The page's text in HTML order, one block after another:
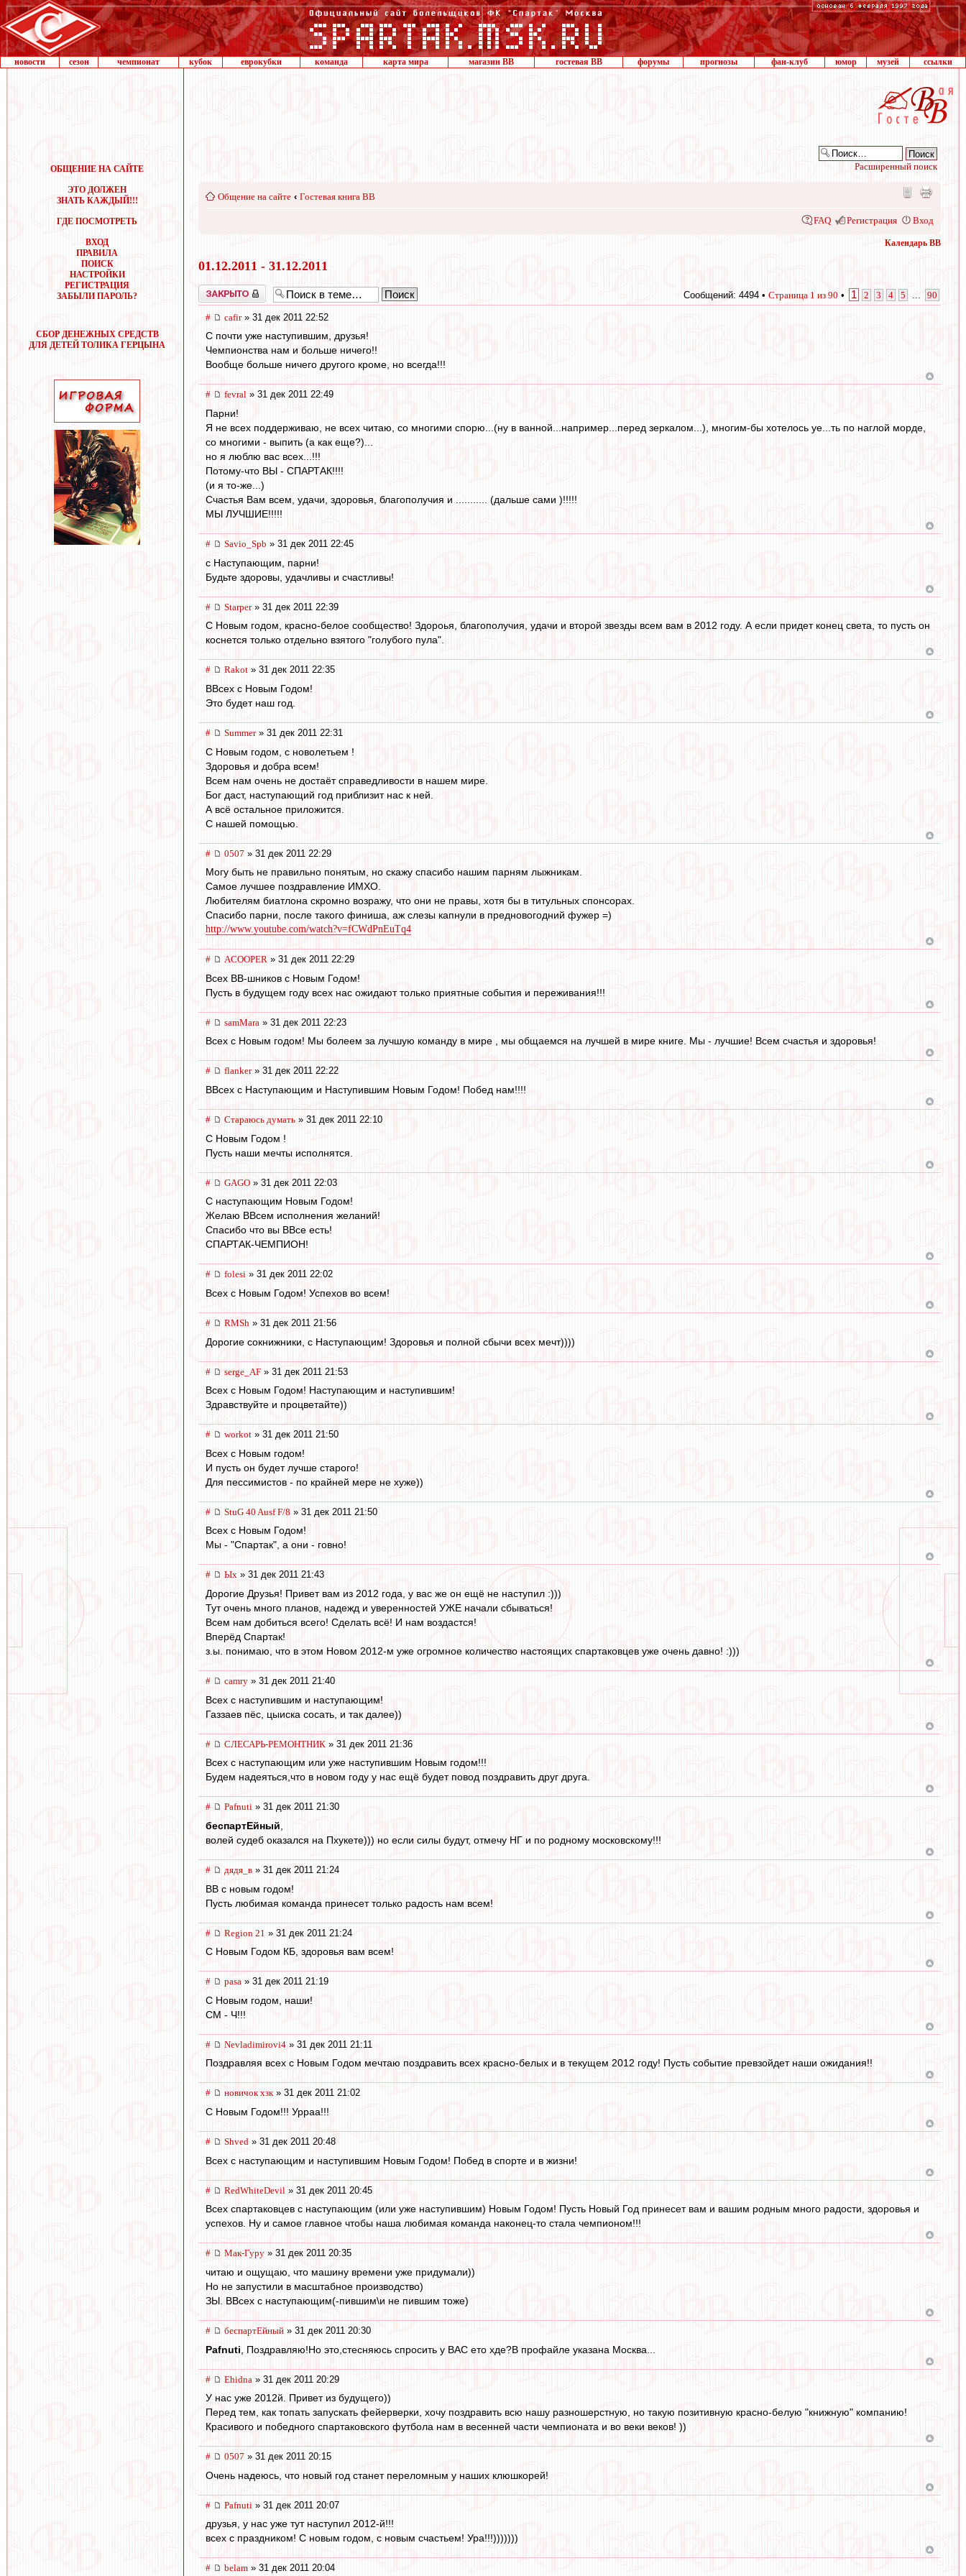
новости сезон чемпионат кубок еврокубки команда карта мира магазин ВВ гостевая ВВ форумы прогнозы фан-клуб юмор музей ссылки
ОБЩЕНИЕ НА САЙТЕ
ЭТО ДОЛЖЕН
ЗНАТЬ КАЖДЫЙ!!!
ГДЕ ПОСМОТРЕТЬ
ВХОД
ПРАВИЛА
ПОИСК
НАСТРОЙКИ
РЕГИСТРАЦИЯ
ЗАБЫЛИ ПАРОЛЬ?
СБОР ДЕНЕЖНЫХ СРЕДСТВ
ДЛЯ ДЕТЕЙ ТОЛИКА ГЕРЦЫНА
Расширенный поиск
Общение на сайте ‹ Гостевая книга ВВ
FAQ Регистрация Вход
Календарь ВВ
01.12.2011 - 31.12.2011
Закрыто Сообщений: 4494 • Страница 1 из 90 • 1 2 3 4 5 90
# cafir» 31 дек 2011 22:52
С почти уже наступившим, друзья!
Чемпионства нам и больше ничего!!
Вообще больше ничего другого кроме, но всегда!!!
# fevral » 31 дек 2011 22:49
Парни!
Я не всех поддерживаю, не всех читаю, со многими спорю...(ну в ванной...например...перед зеркалом...), многим-бы хотелось уе...ть по наглой морде,
со многими - выпить (а как еще?)...
но я люблю вас всех...!!!
Потому-что ВЫ - СПАРТАК!!!!
(и я то-же...)
Счастья Вам всем, удачи, здоровья, благополучия и ........... (дальше сами )!!!!!
МЫ ЛУЧШИЕ!!!!!
# Savio_Spb » 31 дек 2011 22:45
с Наступающим, парни!
Будьте здоровы, удачливы и счастливы!
# Starper» 31 дек 2011 22:39
С Новым годом, красно-белое сообщество! Здороья, благополучия, удачи и второй звезды всем вам в 2012 году. А если придет конец света, то пусть он
коснется только отдельно взятого "голубого пула".
# Rakot » 31 дек 2011 22:35
ВВсех с Новым Годом!
Это будет наш год.
# Summer» 31 дек 2011 22:31
С Новым годом, с новолетьем !
Здоровья и добра всем!
Всем нам очень не достаёт справедливости в нашем мире.
Бог даст, наступающий год приблизит нас к ней.
А всё остальное приложится.
С нашей помощью.
# 0507 » 31 дек 2011 22:29
Могу быть не правильно понятым, но скажу спасибо нашим парням лыжникам.
Самое лучшее поздравление ИМХО.
Любителям биатлона скромно возражу, что они не правы, хотя бы в титульных спонсорах.
Спасибо парни, после такого финиша, аж слезы капнули в предновогодний фужер =)
http://www.youtube.com/watch?v=fCWdPnEuTq4
# ACOOPER » 31 дек 2011 22:29
Всех ВВ-шников с Новым Годом!
Пусть в будущем году всех нас ожидают только приятные события и переживания!!!
# samMara » 31 дек 2011 22:23
Всех с Новым годом! Мы болеем за лучшую команду в мире , мы общаемся на лучшей в мире книге. Мы - лучшие! Всем счастья и здоровья!
# flanker» 31 дек 2011 22:22
ВВсех с Наступающим и Наступившим Новым Годом! Побед нам!!!!
# Стараюсь думать » 31 дек 2011 22:10
С Новым Годом !
Пусть наши мечты исполнятся.
# GAGO » 31 дек 2011 22:03
С наступающим Новым Годом!
Желаю ВВсем исполнения желаний!
Спасибо что вы ВВсе есть!
СПАРТАК-ЧЕМПИОН!
# folesi » 31 дек 2011 22:02
Всех с Новым Годом! Успехов во всем!
# RMSh » 31 дек 2011 21:56
Дорогие сокнижники, с Наступающим! Здоровья и полной сбычи всех мечт))))
# serge_AF » 31 дек 2011 21:53
Всех с Новым Годом! Наступающим и наступившим!
Здравствуйте и процветайте))
# workоt » 31 дек 2011 21:50
Всех с Новым годом!
И пусть он будет лучше старого!
Для пессимистов - по крайней мере не хуже))
# StuG 40 Ausf F/8 » 31 дек 2011 21:50
Всех с Новым Годом!
Мы - "Спартак", а они - говно!
# Ых » 31 дек 2011 21:43
Дорогие Друзья! Привет вам из 2012 года, у вас же он ещё не наступил :)))
Тут очень много планов, надежд и уверенностей УЖЕ начали сбываться!
Всем нам добиться всего! Сделать всё! И нам воздастся!
Вперёд Спартак!
з.ы. понимаю, что в этом Новом 2012-м уже огромное количество настоящих спартаковцев уже очень давно! :)))
# camry » 31 дек 2011 21:40
Всех с наступившим и наступающим!
Газзаев пёс, цыиска сосать, и так далее))
# СЛЕСАРЬ-РЕМОНТНИК » 31 дек 2011 21:36
Всех с наступающим или уже наступившим Новым годом!!!
Будем надеяться,что в новом году у нас ещё будет повод поздравить друг друга.
# Pafnuti » 31 дек 2011 21:30
беспартЕйный
волей судеб оказался на Пхукете))) но если силы будут, отмечу НГ и по родному московскому!!!
# дядя_в » 31 дек 2011 21:24
ВВ с новым годом!
Пусть любимая команда принесет только радость нам всем!
# Region 21 » 31 дек 2011 21:24
С Новым Годом КБ, здоровья вам всем!
# pasa » 31 дек 2011 21:19
С Новым годом, наши!
СМ - Ч!!!
# Nevladimirovi4 » 31 дек 2011 21:11
Поздравляя всех с Новым Годом мечтаю поздравить всех красно-белых и в текущем 2012 году! Пусть событие превзойдет наши ожидания!!
# новичок хзк» 31 дек 2011 21:02
С Новым Годом!!! Урраа!!!
# Shvеd » 31 дек 2011 20:48
Всех с наступающим и наступившим Новым Годом! Побед в спорте и в жизни!
# RedWhiteDevil » 31 дек 2011 20:45
Всех спартаковцев с наступающим (или уже наступившим) Новым Годом! Пусть Новый Год принесет вам и вашим родным много радости, здоровья и
успехов. Ну и самое главное чтобы наша любимая команда наконец-то стала чемпионом!!!
# Мак-Гуру » 31 дек 2011 20:35
читаю и ощущаю, что машину времени уже придумали))
Но не запустили в масштабное производство)
ЗЫ. ВВсех с наступающим(-пившим\и не пившим тоже)
# беспартЕйный » 31 дек 2011 20:30
Pafnuti , Поздравляю!Но это,стесняюсь спросить у ВАС ето хде?В профайле указана Москва...
# Ehidna » 31 дек 2011 20:29
У нас уже 2012й. Привет из будущего))
Перед тем, как топать запускать фейерверки, хочу поздравить всю нашу разношерстную, но такую позитивную красно-белую "книжную" компанию!
Красивого и победного спартаковского футбола нам в весенней части чемпионата и во веки веков! ))
# 0507 » 31 дек 2011 20:15
Очень надеюсь, что новый год станет переломным у наших клюшкорей!
# Pafnuti » 31 дек 2011 20:07
друзья, у нас уже тут наступил 2012-й!!!
всех с праздником! С новым годом, с новым счастьем! Ура!!!)))))))
# belam » 31 дек 2011 20:04